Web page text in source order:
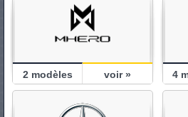
2modèles voir » 4